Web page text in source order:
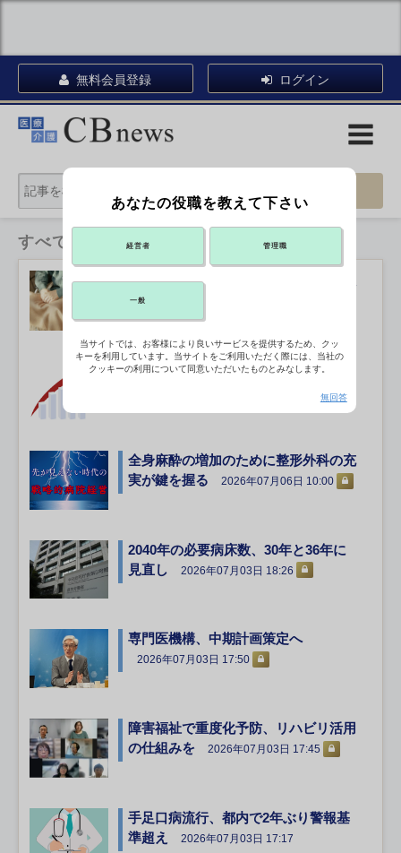
無料会員登録 ログイン
すべてのカテゴリ
障害福祉事業所、区市町村の審査権限
強化を
医業利益222病院の36.9％で減少、25
全身麻酔の増加のために整形外科の充
実が鍵を握る
2026年07月06日 10:00
2040年の必要病床数、30年と36年に
見直し
2026年07月03日 18:26
専門医機構、中期計画策定へ
2026年07月03日 17:50
障害福祉で重度化予防、リハビリ活用
の仕組みを
2026年07月03日 17:45
手足口病流行、都内で2年ぶり警報基
準超え
2026年07月03日 17:17
あなたの役職を教えて下さい
経営者 管理職
一般
当サイトでは、お客様により良いサービスを提供するため、クッ
キーを利用しています。当サイトをご利用いただく際には、当社の
クッキーの利用について同意いただいたものとみなします。
無回答